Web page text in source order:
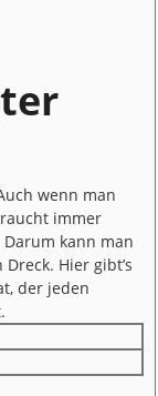
wenn man
immer
kann man
Hier gibt’s
der jeden